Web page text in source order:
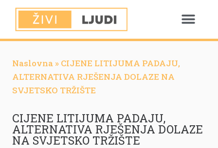
Naslovna » CIJENE LITIJUMA PADAJU,
ALTERNATIVA RJEŠENJA DOLAZE NA
SVJETSKO TRŽIŠTE
CIJENE LITIJUMA PADAJU,
ALTERNATIVA RJEŠENJA DOLAZE
NA SVJETSKO TRŽIŠTE